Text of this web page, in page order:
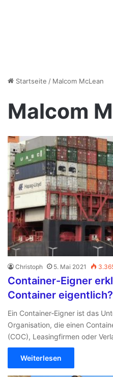
Startseite / Malcom McLean
Malcom
Christoph 5. Mai 2021
Container-Eigner
Container eigentlich?
Ein Container‑Eigner ist das
Organisation, die einen
(COC), Leasingfirmen oder
Weiterlesen